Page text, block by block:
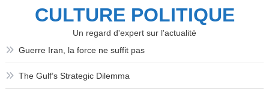
CULTURE POLITIQUE
Un regard d'expert sur l'actualité
Guerre Iran, la force ne suffit pas
The Gulf’s Strategic Dilemma